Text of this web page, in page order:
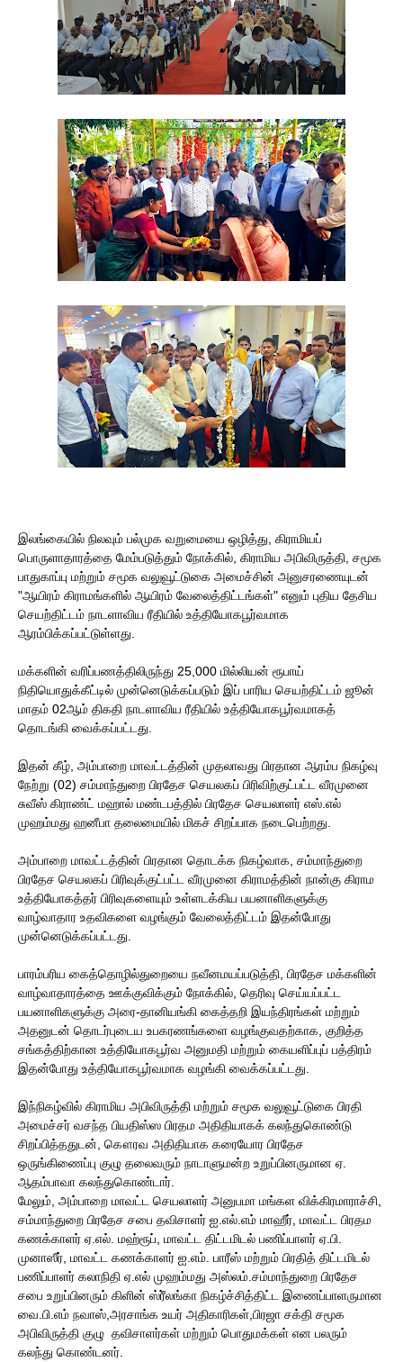
​இலங்கையில் நிலவும் பல்முக வறுமையை ஒழித்து, கிராமியப்
பொருளாதாரத்தை மேம்படுத்தும் நோக்கில், கிராமிய அபிவிருத்தி, சமூக
பாதுகாப்பு மற்றும் சமூக வலுவூட்டுகை அமைச்சின் அனுசரணையுடன்
"ஆயிரம் கிராமங்களில் ஆயிரம் வேலைத்திட்டங்கள்" எனும் புதிய தேசிய
செயற்திட்டம் நாடளாவிய ரீதியில் உத்தியோகபூர்வமாக
ஆரம்பிக்கப்பட்டுள்ளது.
மக்களின் வரிப்பணத்திலிருந்து 25,000 மில்லியன் ரூபாய்
நிதியொதுக்கீட்டில் முன்னெடுக்கப்படும் இப் பாரிய செயற்திட்டம் ஜூன்
மாதம் 02ஆம் திகதி நாடளாவிய ரீதியில் உத்தியோகபூர்வமாகத்
தொடங்கி வைக்கப்பட்டது.
இதன் கீழ், அம்பாறை மாவட்டத்தின் முதலாவது பிரதான ஆரம்ப நிகழ்வு
நேற்று (02) சம்மாந்துறை பிரதேச செயலகப் பிரிவிற்குட்பட்ட வீரமுனை
சுவீஸ் கிராண்ட் மஹால் மண்டபத்தில் பிரதேச செயலாளர் எஸ்.எல்
முஹம்மது ஹனீபா தலைமையில் மிகச் சிறப்பாக நடைபெற்றது.
அம்பாறை மாவட்டத்தின் பிரதான தொடக்க நிகழ்வாக, சம்மாந்துறை
பிரதேச செயலகப் பிரிவுக்குட்பட்ட வீரமுனை கிராமத்தின் நான்கு கிராம
உத்தியோகத்தர் பிரிவுகளையும் உள்ளடக்கிய பயனாளிகளுக்கு
வாழ்வாதார உதவிகளை வழங்கும் வேலைத்திட்டம் இதன்போது
முன்னெடுக்கப்பட்டது.
பாரம்பரிய கைத்தொழில்துறையை நவீனமயப்படுத்தி, பிரதேச மக்களின்
வாழ்வாதாரத்தை ஊக்குவிக்கும் நோக்கில், தெரிவு செய்யப்பட்ட
பயனாளிகளுக்கு அரை-தானியங்கி கைத்தறி இயந்திரங்கள் மற்றும்
அதனுடன் தொடர்புடைய உபகரணங்களை வழங்குவதற்காக, குறித்த
சங்கத்திற்கான உத்தியோகபூர்வ அனுமதி மற்றும் கையளிப்புப் பத்திரம்
இதன்போது உத்தியோகபூர்வமாக வழங்கி வைக்கப்பட்டது.
இந்நிகழ்வில் கிராமிய அபிவிருத்தி மற்றும் சமூக வலுவூட்டுகை பிரதி
அமைச்சர் வசந்த பியதிஸ்ஸ பிரதம அதிதியாகக் கலந்துகொண்டு
சிறப்பித்ததுடன், கௌரவ அதிதியாக கரையோர பிரதேச
ஒருங்கிணைப்பு குழு தலைவரும் நாடாளுமன்ற உறுப்பினருமான ஏ.
ஆதம்பாவா கலந்துகொண்டார்.
​மேலும், அம்பாறை மாவட்ட செயலாளர் அனுபமா மங்கள விக்கிரமாராச்சி,
சம்மாந்துறை பிரதேச சபை தவிசாளர் ஐ.எல்.எம் மாஹீர், மாவட்ட பிரதம
கணக்காளர் ஏ.எல். மஹ்ரூப், மாவட்ட திட்டமிடல் பணிப்பாளர் ஏ.பி.
முனாஸீர், மாவட்ட கணக்காளர் ஐ.எம். பாரீஸ் மற்றும் பிரதித் திட்டமிடல்
பணிப்பாளர் கலாநிதி ஏ.எல் முஹம்மது அஸ்லம்.சம்மாந்துறை பிரதேச
சபை உறுப்பினரும் கிளின் ஸ்ரீ்லங்கா நிகழ்ச்சித்திட்ட இணைப்பாளருமான
வை.பி.எம் நவாஸ்,அரசாங்க உயர் அதிகாரிகள்,பிரஜா சக்தி சமூக
அபிவிருத்தி குழு தவிசாளர்கள் மற்றும் பொதுமக்கள் என பலரும்
கலந்து கொண்டனர்.